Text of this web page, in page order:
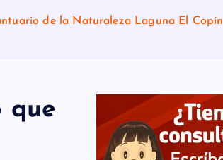
de la Naturaleza Laguna El Copín
que